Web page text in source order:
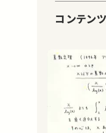
コンテン